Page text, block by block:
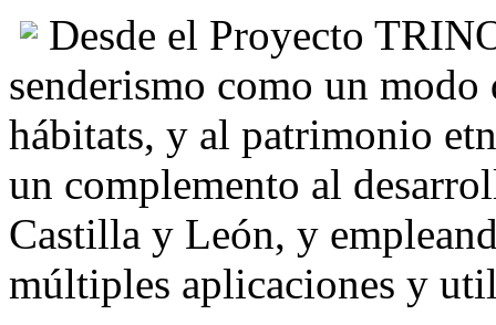
Desde el Proyecto
senderismo como un modo
hábitats, y al patrimonio
un complemento al
Castilla y León, y
múltiples aplicaciones y